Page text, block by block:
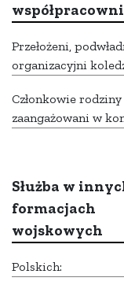
Przełożeni,
organizacyjni
Członkowie rodziny
zaangażowani w
Służba w
formacjach
wojskowych
Polskich: